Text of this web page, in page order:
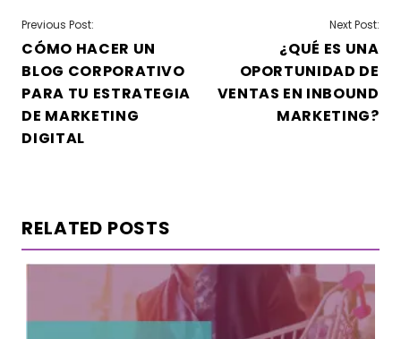
NAVEGACIÓN
DE
ENTRADAS
Previous Post:
CÓMO HACER UN
BLOG CORPORATIVO
PARA TU ESTRATEGIA
DE MARKETING
DIGITAL
Next Post:
¿QUÉ ES UNA
OPORTUNIDAD DE
VENTAS EN INBOUND
MARKETING?
RELATED POSTS